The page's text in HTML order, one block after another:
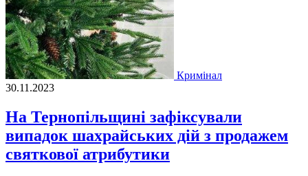
Кримінал
30.11.2023
На Тернопільщині зафіксували
випадок шахрайських дій з продажем
святкової атрибутики